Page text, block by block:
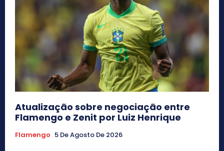
Atualização sobre negociação entre
Flamengo e Zenit por Luiz Henrique
Flamengo 5 De Agosto De 2026